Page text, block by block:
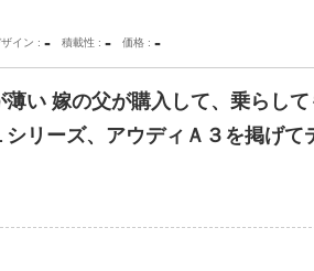
ザイン - 積載性 - 価格 -
い 嫁の父が購入して、乗らして
リーズ、アウディＡ３を掲げて